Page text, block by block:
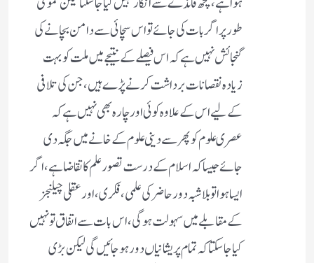
طور پر اگر بات کی جائے تو اس سچائی سے دامن بچانے کی
گنجائش نہیں ہے کہ اس فیصلے کے نتیجے میں ملت کو بہت
زیادہ نقصانات برداشت کرنے پڑے ہیں، جن کی تلافی
کے لیے اس کے علاوہ کوئی اور چارہ بھی نہیں ہے کہ
عصری علوم کو پھر سے دینی علوم کے خانے میں جگہ دی
جائے جیسا کہ اسلام کے درست تصور علم کا تقاضا ہے، اگر
ایسا ہوا تو بلاشبہ دور حاضر کی علمی، فکری، اور عقلی چیلنجز
کے مقابلے میں سہولت ہوگی، اس بات سے اتفاق تو نہیں
کیا جاسکتا کہ تمام پریشانیاں دور ہوجائیں گی لیکن بڑی